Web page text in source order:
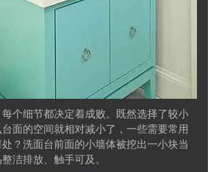
个细节都决定着成败。既然选择了较小
面的空间就相对减小了，一些需要常用
？洗面台前面的小墙体被挖出一小块当
洁排放、触手可及。